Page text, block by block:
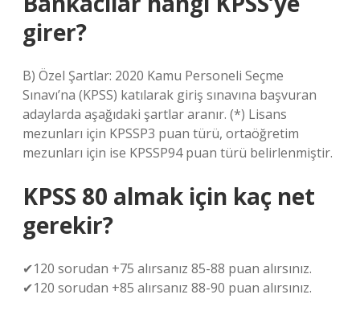
girer?
B) Özel Şartlar: 2020 Kamu Personeli Seçme
Sınavı’na (KPSS) katılarak giriş sınavına başvuran
adaylarda aşağıdaki şartlar aranır. (*) Lisans
mezunları için KPSSP3 puan türü, ortaöğretim
mezunları için ise KPSSP94 puan türü belirlenmiştir.
KPSS 80 almak için kaç net
gerekir?
✔120 sorudan +75 alırsanız 85-88 puan alırsınız.
✔120 sorudan +85 alırsanız 88-90 puan alırsınız.